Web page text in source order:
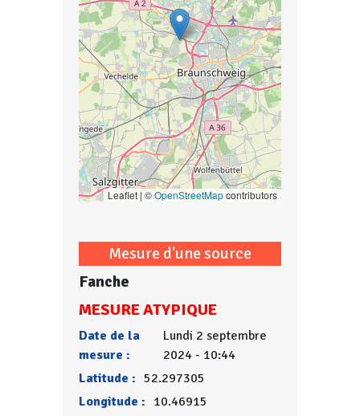
Leaflet | ©OpenStreetMapcontributors
Mesure d'une source
Fanche
MESURE ATYPIQUE
Date de la
mesure :
Lundi 2 septembre
2024 - 10:44
Latitude : 52.297305
Longitude : 10.46915